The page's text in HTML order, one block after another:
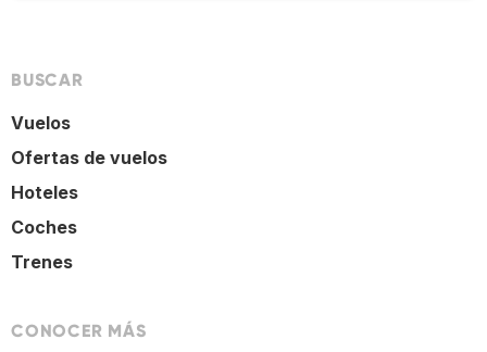
BUSCAR
Vuelos
Ofertas de vuelos
Hoteles
Coches
Trenes
CONOCER MÁS